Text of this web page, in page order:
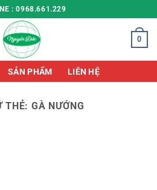
: 0968.661.229
0
SẢN PHẨM LIÊN HỆ
THẺ: GÀ NƯỚNG